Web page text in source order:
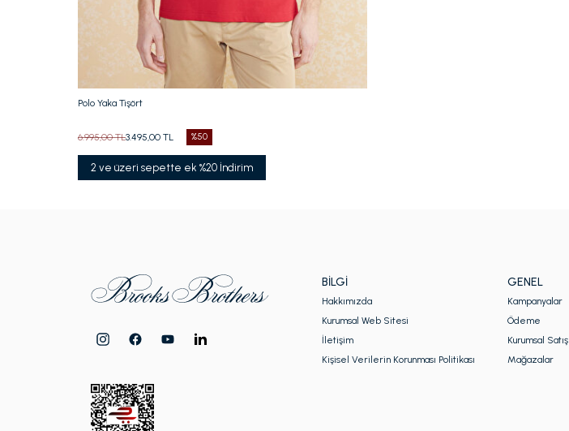
XS
Polo Yaka Tişört
6.995,00 TL3.495,00 TL %50
2 ve üzeri sepette ek %20 İndirim
BILGI
Hakkımızda
Kurumsal Web Sitesi
İletişim
Kişisel Verilerin Korunması Politikası
GENEL
Kampanyalar
Ödeme
Kurumsal Satış
Mağazalar